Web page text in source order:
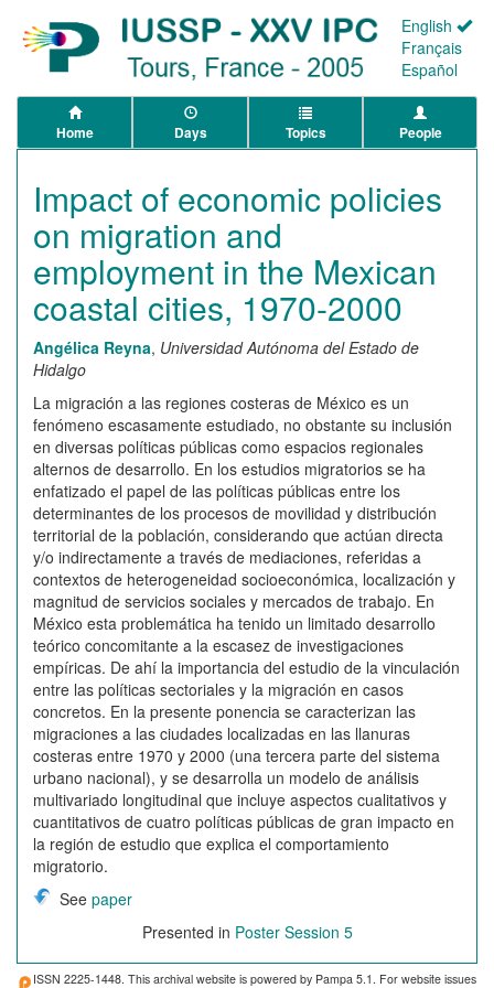
English
Français
Español
Home Days Topics People
Impact of economic policies
on migration and
employment in the Mexican
coastal cities, 1970-2000
Angélica Reyna, Universidad Autónoma del Estado de
Hidalgo
La migración a las regiones costeras de México es un
fenómeno escasamente estudiado, no obstante su inclusión
en diversas políticas públicas como espacios regionales
alternos de desarrollo. En los estudios migratorios se ha
enfatizado el papel de las políticas públicas entre los
determinantes de los procesos de movilidad y distribución
territorial de la población, considerando que actúan directa
y/o indirectamente a través de mediaciones, referidas a
contextos de heterogeneidad socioeconómica, localización y
magnitud de servicios sociales y mercados de trabajo. En
México esta problemática ha tenido un limitado desarrollo
teórico concomitante a la escasez de investigaciones
empíricas. De ahí la importancia del estudio de la vinculación
entre las políticas sectoriales y la migración en casos
concretos. En la presente ponencia se caracterizan las
migraciones a las ciudades localizadas en las llanuras
costeras entre 1970 y 2000 (una tercera parte del sistema
urbano nacional), y se desarrolla un modelo de análisis
multivariado longitudinal que incluye aspectos cualitativos y
cuantitativos de cuatro políticas públicas de gran impacto en
la región de estudio que explica el comportamiento
migratorio.
See paper
Presented in Poster Session 5
ISSN 2225-1448. This archival website is powered by Pampa 5.1. For website issues